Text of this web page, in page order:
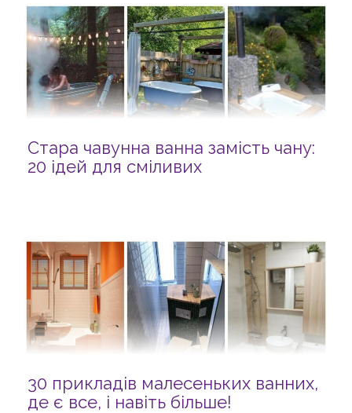
Стара чавунна ванна замість чану:
20 ідей для сміливих
30 прикладів малесеньких ванних,
де є все, і навіть більше!